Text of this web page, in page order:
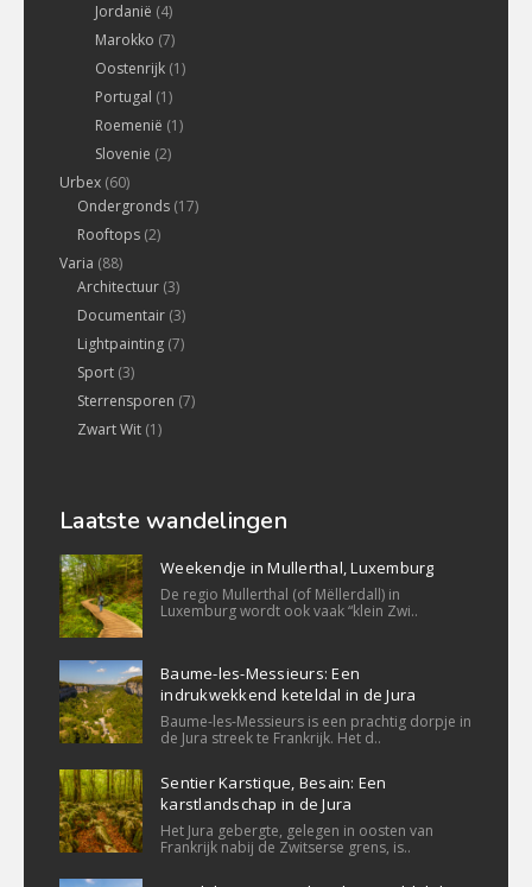
Jordanië (4)
Marokko (7)
Oostenrijk (1)
Portugal (1)
Roemenië (1)
Slovenie (2)
Urbex (60)
Ondergronds (17)
Rooftops (2)
Varia (88)
Architectuur (3)
Documentair (3)
Lightpainting (7)
Sport (3)
Sterrensporen (7)
Zwart Wit (1)
Laatste wandelingen
Weekendje in Mullerthal, Luxemburg
De regio Mullerthal (of Mëllerdall) in
Luxemburg wordt ook vaak “klein Zwi..
Baume-les-Messieurs: Een
indrukwekkend keteldal in de Jura
Baume-les-Messieurs is een prachtig dorpje in
de Jura streek te Frankrijk. Het d..
Sentier Karstique, Besain: Een
karstlandschap in de Jura
Het Jura gebergte, gelegen in oosten van
Frankrijk nabij de Zwitserse grens, is..